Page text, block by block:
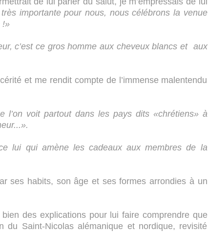
importante pour nous, nous célébrons la venue
!»
c’est ce gros homme aux cheveux blancs et aux
et me rendit compte de l’immense malentendu
l’on voit partout dans les pays dits «chrétiens» à
lui qui amène les cadeaux aux membres de la
ses habits, son âge et ses formes arrondies à un
des explications pour lui faire comprendre que
du Saint-Nicolas alémanique et nordique, revisité